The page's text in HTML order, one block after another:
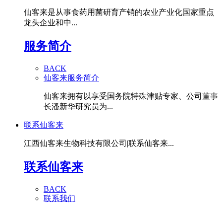
仙客来是从事食药用菌研育产销的农业产业化国家重点
龙头企业和中...
服务简介
BACK
仙客来服务简介
仙客来拥有以享受国务院特殊津贴专家、公司董事
长潘新华研究员为...
联系仙客来
江西仙客来生物科技有限公司|联系仙客来...
联系仙客来
BACK
联系我们